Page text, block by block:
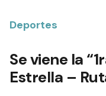
Deportes
Se viene la
Estrella –